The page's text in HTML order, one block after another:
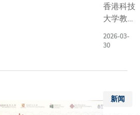
香港科技
大学教育
主任
教学讲求
2026-03-
30
新闻